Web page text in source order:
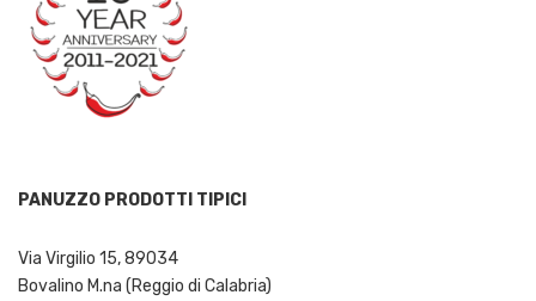
PANUZZO PRODOTTI TIPICI
Via Virgilio 15, 89034
Bovalino M.na (Reggio di Calabria)